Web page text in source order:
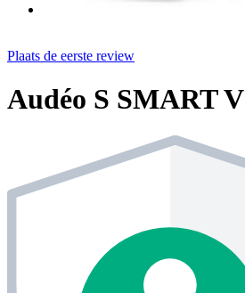
Plaats de eerste review
Audéo S SMART V